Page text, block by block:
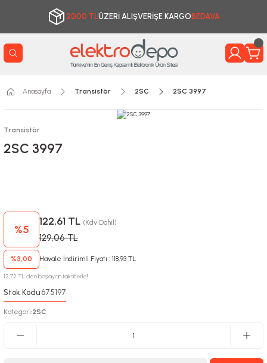
2000 TLÜZERİ ALIŞVERİŞE KARGO BEDAVA
Anasayfa Transistör 2SC 2SC 3997
Transistör
2SC 3997
%5
122,61 TL (Kdv Dahil)
129,06 TL
%3,00 Havale İndirimli Fiyatı : 118,93 TL
12,72 TL den başlayan taksitlerle!!
Stok Kodu:675197
Kategori:2SC